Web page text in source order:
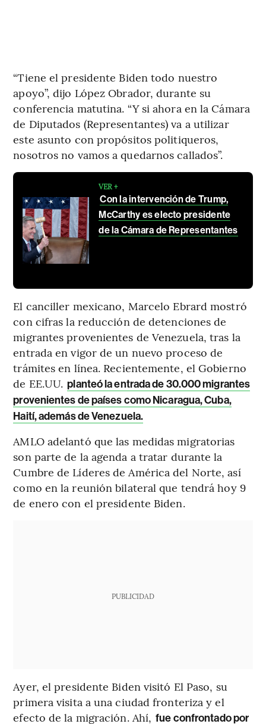
“Tiene el presidente Biden todo nuestro
apoyo”, dijo López Obrador, durante su
conferencia matutina. “Y si ahora en la Cámara
de Diputados (Representantes) va a utilizar
este asunto con propósitos politiqueros,
nosotros no vamos a quedarnos callados”.
VER +
Con la intervención de Trump,
McCarthy es electo presidente
de la Cámara de Representantes
El canciller mexicano, Marcelo Ebrard mostró
con cifras la reducción de detenciones de
migrantes provenientes de Venezuela, tras la
entrada en vigor de un nuevo proceso de
trámites en línea. Recientemente, el Gobierno
de EE.UU. planteó la entrada de 30.000 migrantes
provenientes de países como Nicaragua, Cuba,
Haití, además de Venezuela.
AMLO adelantó que las medidas migratorias
son parte de la agenda a tratar durante la
Cumbre de Líderes de América del Norte, así
como en la reunión bilateral que tendrá hoy 9
de enero con el presidente Biden.
PUBLICIDAD
Ayer, el presidente Biden visitó El Paso, su
primera visita a una ciudad fronteriza y el
efecto de la migración. Ahí, fue confrontado por